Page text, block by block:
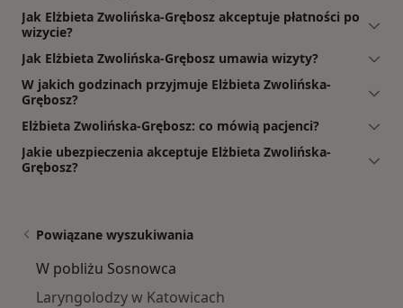
Jak Elżbieta Zwolińska-Grębosz akceptuje płatności po
wizycie?
Jak Elżbieta Zwolińska-Grębosz umawia wizyty?
W jakich godzinach przyjmuje Elżbieta Zwolińska-
Grębosz?
Elżbieta Zwolińska-Grębosz: co mówią pacjenci?
Jakie ubezpieczenia akceptuje Elżbieta Zwolińska-
Grębosz?
Powiązane wyszukiwania
W pobliżu Sosnowca
Laryngolodzy w Katowicach